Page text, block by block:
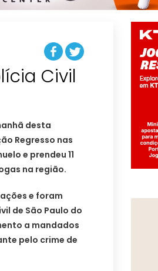
Civil
desta
Regresso nas
e prendeu 11
na região.
e foram
de São Paulo do
a mandados
pelo crime de